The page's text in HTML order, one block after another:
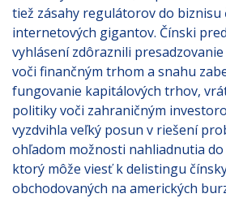
tiež zásahy regulátorov do biznisu
internetových gigantov. Čínski
vyhlásení zdôraznili
voči finančným trhom a snahu
fungovanie kapitálových trhov,
politiky voči zahraničným
vyzdvihla veľký posun v riešení
ohľadom možnosti nahliadnutia
ktorý môže viesť k delistingu
obchodovaných na amerických